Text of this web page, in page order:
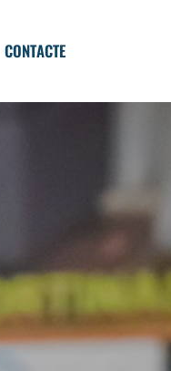
CONTACTE